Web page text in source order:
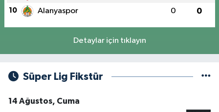
10 Alanyaspor 0 0
Detaylar için tıklayın
Süper Lig Fikstür
14 Ağustos, Cuma